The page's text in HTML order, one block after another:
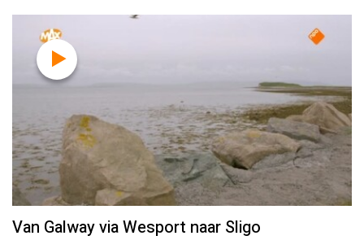
Van Galway via Wesport naar Sligo